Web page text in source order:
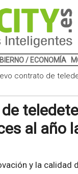
/ ECONOMÍA
contrato de
al año
y la calidad